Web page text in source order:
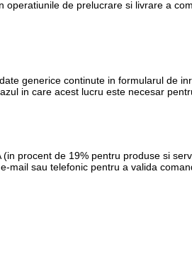
de prelucrare si livrare a
generice continute in formularul de
in care acest lucru este necesar
procent de 19% pentru produse si
mail sau telefonic pentru a valida